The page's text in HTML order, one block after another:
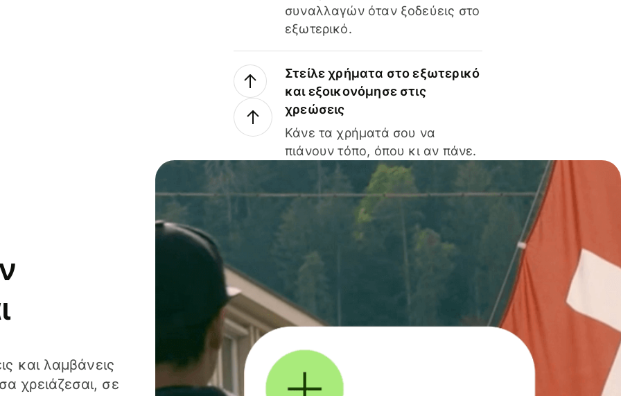
συναλλαγών όταν ξοδεύεις στο
εξωτερικό.
Στείλε χρήματα στο εξωτερικό
και εξοικονόμησε στις
χρεώσεις
Κάνε τα χρήματά σου να
πιάνουν τόπο, όπου κι αν πάνε.
και λαμβάνεις
χρειάζεσαι, σε